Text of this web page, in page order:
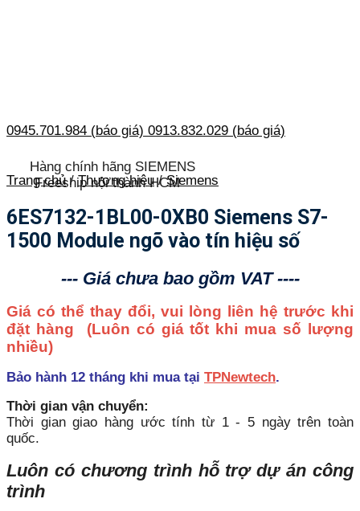
0945.701.984 (báo giá) 0913.832.029 (báo giá)
Hàng chính hãng SIEMENS
Freeship nội thành HCM
Trang chủ / Thương hiệu / Siemens
6ES7132-1BL00-0XB0 Siemens S7-
1500 Module ngõ vào tín hiệu số
--- Giá chưa bao gồm VAT ----
Giá có thể thay đổi, vui lòng liên hệ trước khi
đặt hàng (Luôn có giá tốt khi mua số lượng
nhiều)
Bảo hành 12 tháng khi mua tại TPNewtech.
Thời gian vận chuyển:
Thời gian giao hàng ước tính từ 1 - 5 ngày trên toàn
quốc.
Luôn có chương trình hỗ trợ dự án công
trình